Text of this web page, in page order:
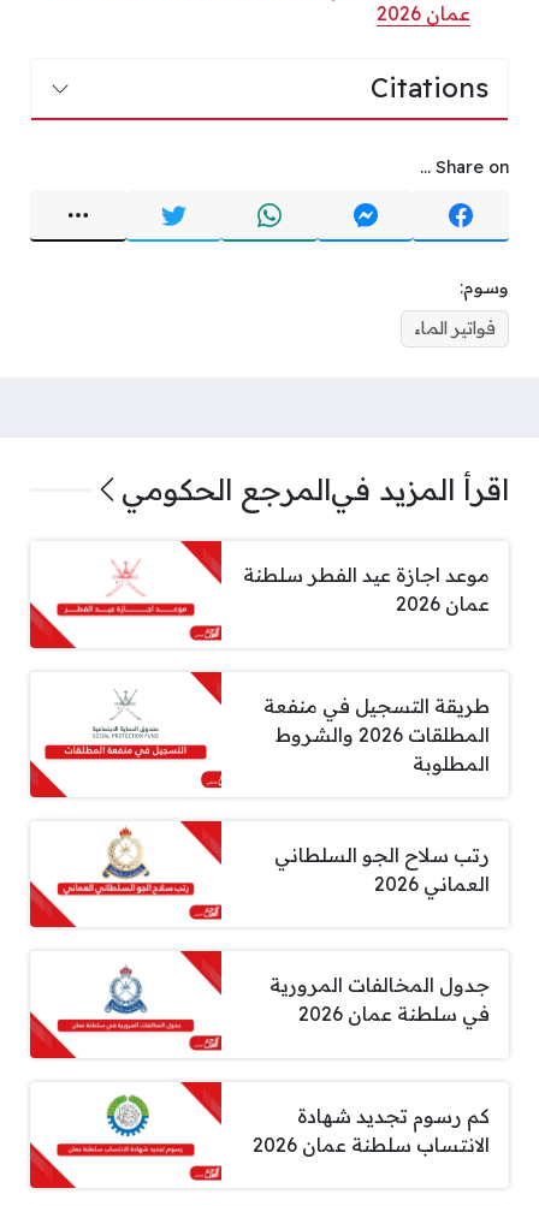
عمان 2026
Citations
Share on ...
وسوم:
فواتير الماء
اقرأ المزيد فيالمرجع الحكومي
موعد اجازة عيد الفطر سلطنة
عمان 2026
طريقة التسجيل في منفعة
المطلقات 2026 والشروط
المطلوبة
رتب سلاح الجو السلطاني
العماني 2026
جدول المخالفات المرورية
في سلطنة عمان 2026
كم رسوم تجديد شهادة
الانتساب سلطنة عمان 2026